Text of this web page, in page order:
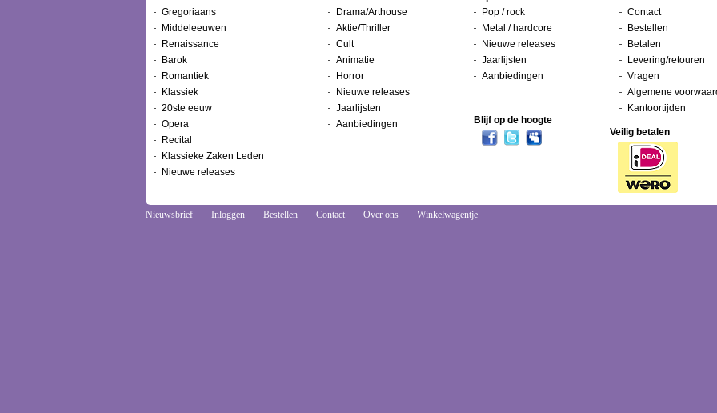
Gregoriaans
Middeleeuwen
Renaissance
Barok
Romantiek
Klassiek
20ste eeuw
Opera
Recital
Klassieke Zaken Leden
Nieuwe releases
Drama/Arthouse
Aktie/Thriller
Cult
Animatie
Horror
Nieuwe releases
Jaarlijsten
Aanbiedingen
Pop / rock
Metal / hardcore
Nieuwe releases
Jaarlijsten
Aanbiedingen
Contact
Bestellen
Betalen
Levering/retouren
Vragen
Algemene
Kantoortijden
Blijf op de hoogte
Veilig betalen
Nieuwsbrief Inloggen Bestellen Contact Over ons Winkelwagentje